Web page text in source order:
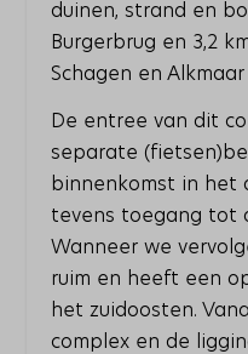
duinen, strand en
Burgerbrug en 3,2
Schagen en
De entree van dit
separate
binnenkomst in het
tevens toegang tot
Wanneer we
ruim en heeft een
het zuidoosten.
complex en de